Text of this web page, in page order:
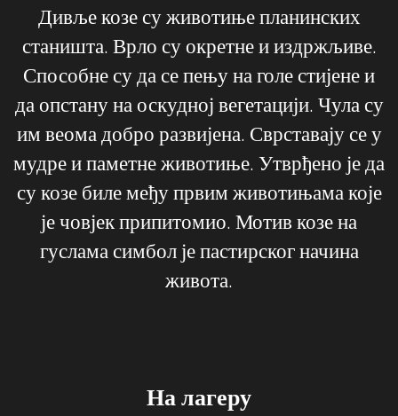
Дивље козе су животиње планинских
станишта. Врло су окретне и издржљиве.
Способне су да се пењу на голе стијене и
да опстану на оскудној вегетацији. Чула су
им веома добро развијена. Сврставају се у
мудре и паметне животиње. Утврђено је да
су козе биле међу првим животињама које
је човјек припитомио. Мотив козе на
гуслама симбол је пастирског начина
живота.
На лагеру